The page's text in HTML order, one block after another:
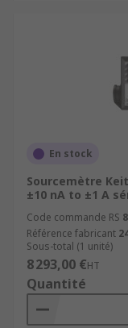
En stock
Sourcemètre
±10 nA to ±1 A
Code commande RS
Référence fabricant
Sous-total (1 unité)
8 293,00 €HT
Quantité